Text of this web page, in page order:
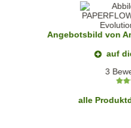
Angebotsbild von
auf
3
alle